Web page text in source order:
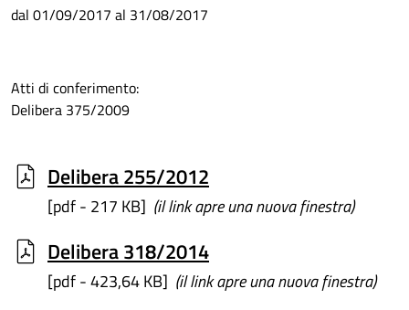
dal 01/09/2017 al 31/08/2017
Atti di conferimento:
Delibera 375/2009
Delibera 255/2012
[pdf - 217 KB] (il link apre una nuova finestra)
Delibera 318/2014
[pdf - 423,64 KB] (il link apre una nuova finestra)